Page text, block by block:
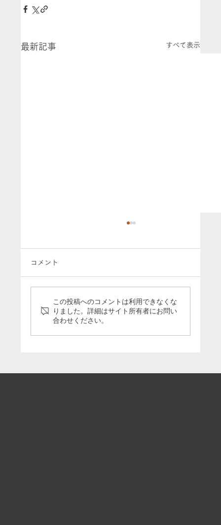
最新記事 すべて表示
コメント
この投稿へのコメントは利用できなくな
りました。詳細はサイト所有者にお問い
合わせください。